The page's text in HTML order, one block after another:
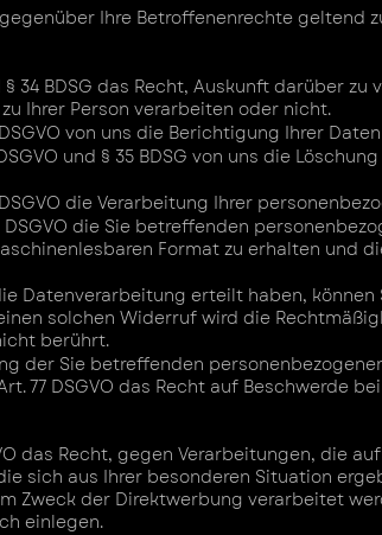
Ihre Betroffenenrechte geltend
§ 34 BDSG das Recht, Auskunft darüber
Ihrer Person verarbeiten oder nicht.
von uns die Berichtigung Ihrer
und § 35 BDSG von uns die
die Verarbeitung Ihrer
die Sie betreffenden
Format zu erhalten und
Datenverarbeitung erteilt haben,
solchen Widerruf wird die
berührt.
der Sie betreffenden
77 DSGVO das Recht auf Beschwerde
das Recht, gegen Verarbeitungen, die
sich aus Ihrer besonderen Situation
Zweck der Direktwerbung verarbeitet
einlegen.